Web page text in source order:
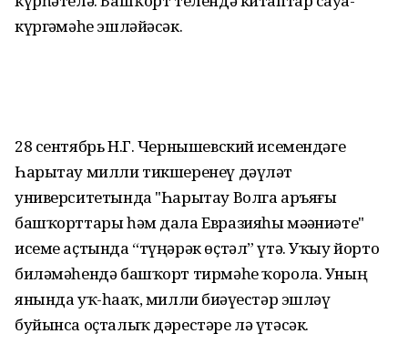
күргәҙмәһе эшләйәсәк.
28 сентябрь Н.Г. Чернышевский исемендәге
Һарытау милли тикшеренеү дәүләт
университетында "Һарытау Волга аръяғы
башҡорттары һәм дала Евразияһы мәҙәниәте"
исеме аҫтында “түңәрәк өҫтәл” үтә. Уҡыу йорто
биләмәһендә башҡорт тирмәһе ҡорола. Уның
янында уҡ-һаҙаҡ, милли биҙәүестәр эшләү
буйынса оҫталыҡ дәрестәре лә үтәсәк.